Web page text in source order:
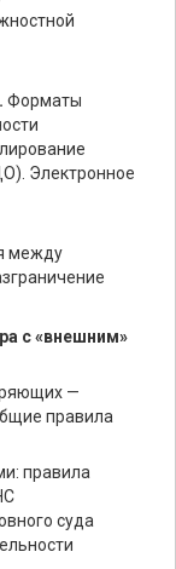
Форматы
Электронное
между
с «внешним»
—
правила
правила
суда